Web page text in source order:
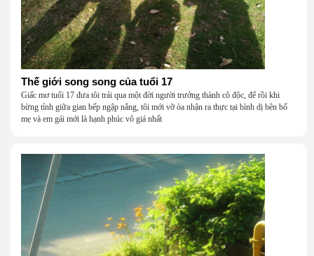
Thế giới song song của tuổi 17
Giấc mơ tuổi 17 đưa tôi trải qua một đời người trưởng thành cô độc, để rồi khi
bừng tỉnh giữa gian bếp ngập nắng, tôi mới vỡ òa nhận ra thực tại bình dị bên bố
mẹ và em gái mới là hạnh phúc vô giá nhất